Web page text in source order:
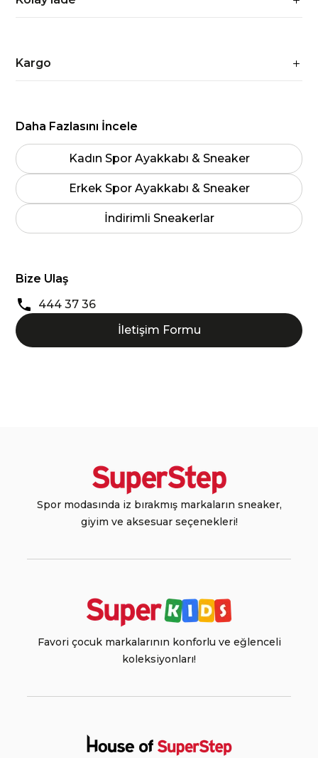
Kargo
Daha Fazlasını İncele
Kadın Spor Ayakkabı & Sneaker
Erkek Spor Ayakkabı & Sneaker
İndirimli Sneakerlar
Bize Ulaş
444 37 36
İletişim Formu
Spor modasında iz bırakmış markaların sneaker,
giyim ve aksesuar seçenekleri!
Favori çocuk markalarının konforlu ve eğlenceli
koleksiyonları!